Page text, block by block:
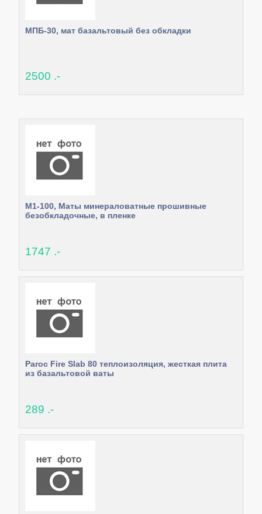
МПБ-30, мат базальтовый без обкладки
2500 .-
М1-100, Маты минераловатные прошивные
безобкладочные, в пленке
1747 .-
Paroc Fire Slab 80 теплоизоляция, жесткая плита
из базальтовой ваты
289 .-